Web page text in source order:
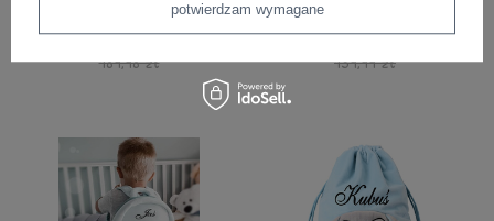
149,99 zł
189,98 zł
98,99 zł
139,99 zł
potwierdzam wymagane